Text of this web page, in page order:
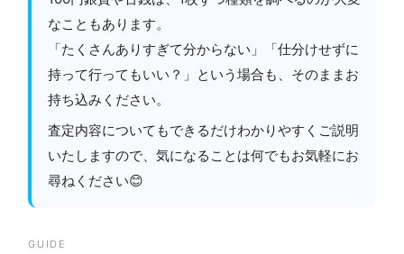
なこともあります。
「たくさんありすぎて分からない」「仕分けせずに
持って行ってもいい？」という場合も、そのままお
持ち込みください。
査定内容についてもできるだけわかりやすくご説明
いたしますので、気になることは何でもお気軽にお
尋ねください😊
GUIDE